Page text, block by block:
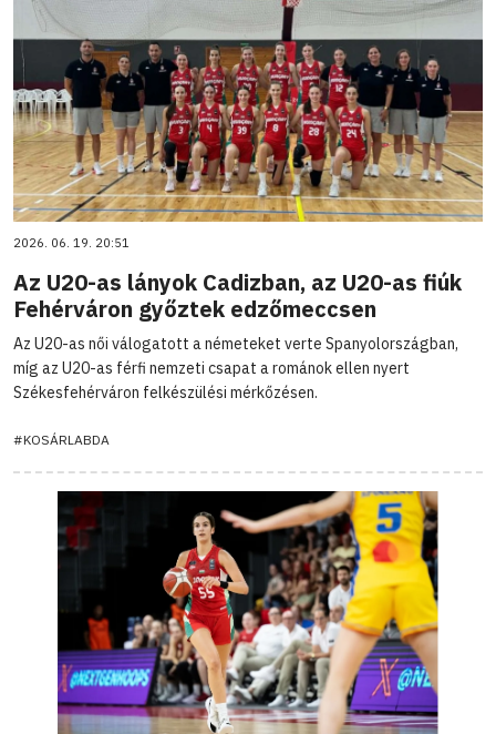
2026. 06. 19. 20:51
Az U20-as lányok Cadizban, az U20-as fiúk
Fehérváron győztek edzőmeccsen
Az U20-as női válogatott a németeket verte Spanyolországban,
míg az U20-as férfi nemzeti csapat a románok ellen nyert
Székesfehérváron felkészülési mérkőzésen.
#KOSÁRLABDA